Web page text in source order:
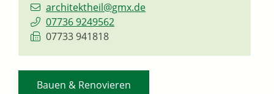
architektheil@gmx.de
07736 9249562
07733 941818
Bauen & Renovieren